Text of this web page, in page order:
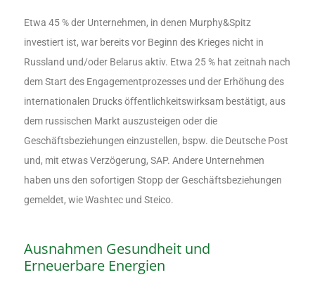
Etwa 45 % der Unternehmen, in denen Murphy&Spitz
investiert ist, war bereits vor Beginn des Krieges nicht in
Russland und/oder Belarus aktiv. Etwa 25 % hat zeitnah nach
dem Start des Engagementprozesses und der Erhöhung des
internationalen Drucks öffentlichkeitswirksam bestätigt, aus
dem russischen Markt auszusteigen oder die
Geschäftsbeziehungen einzustellen, bspw. die Deutsche Post
und, mit etwas Verzögerung, SAP. Andere Unternehmen
haben uns den sofortigen Stopp der Geschäftsbeziehungen
gemeldet, wie Washtec und Steico.
Ausnahmen Gesundheit und
Erneuerbare Energien